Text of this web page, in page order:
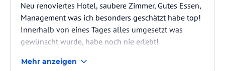
Neu renoviertes Hotel, saubere Zimmer, Gutes Essen,
Management was ich besonders geschätzt habe top!
Innerhalb von eines Tages alles umgesetzt was
gewünscht wurde, habe noch nie erlebt!
wie angekündigt. Wir waren um ca 11 Uhr im Hotel ,
Mehr anzeigen